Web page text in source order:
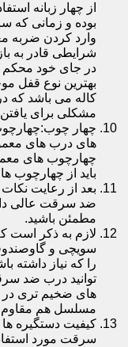
از چهار زبانه
بوده و زمانی که
وارد کردن ضربه
شرایطی قادر به
در جای خود محکم
بهترین نوع قفل
کاله می باشد که
مشکلی برای
چهار
های درب های
چهارچوب های
باید از
بعد از رعایت
ضد سرقت عالی
مطمئن باشید.
لازم به ذکر
سویچی و
را که نیاز داشته
توانید درب ضد
های ضخیم تری در
مسلسل هم
کیفیت دستگیره
سرقت مورد